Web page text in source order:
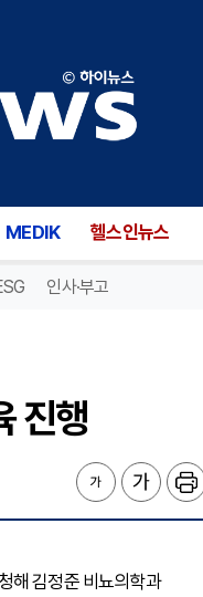
MEDIK 헬스인뉴스
인사·부고
진행
해 김정준 비뇨의학과